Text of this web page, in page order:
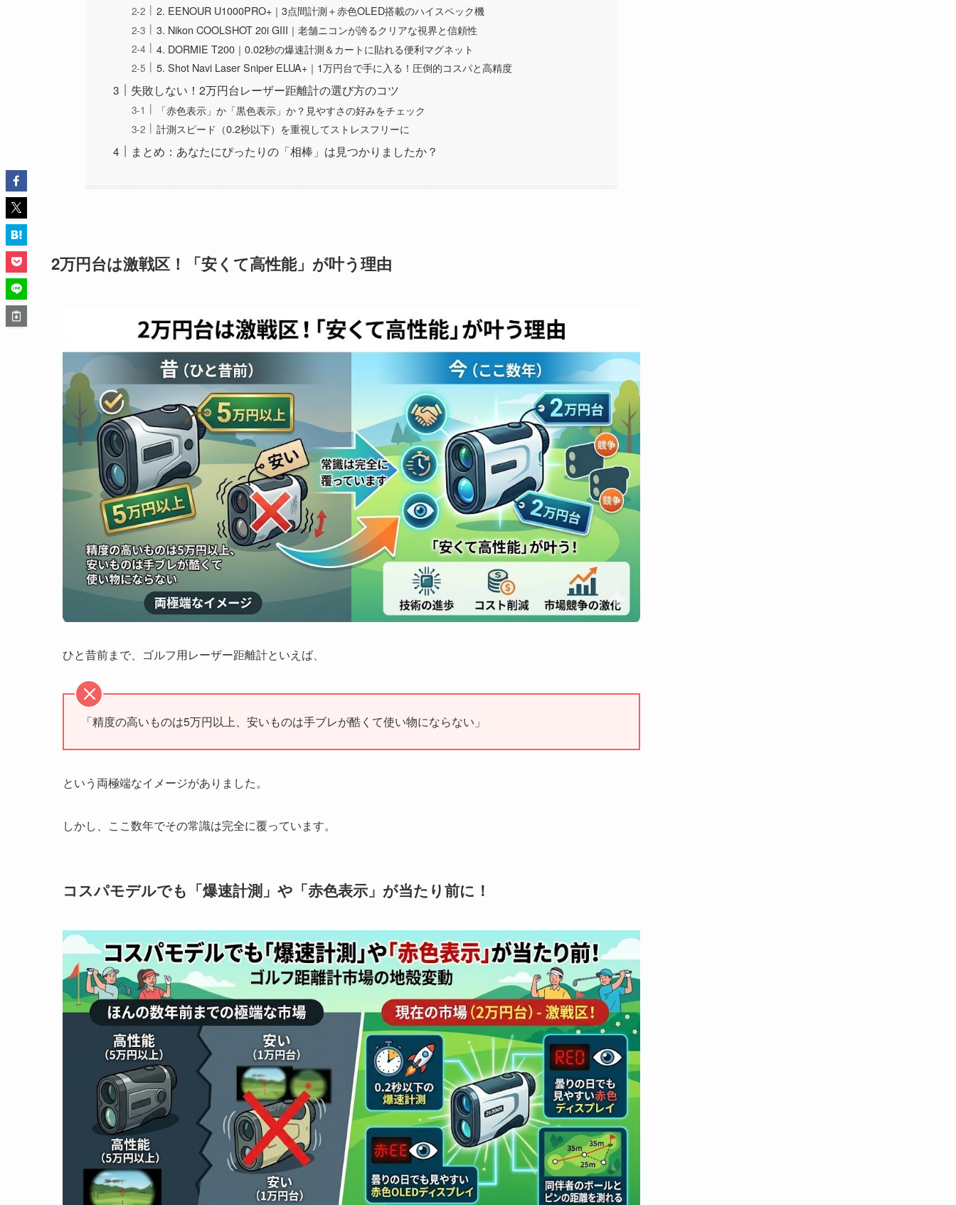
2. EENOUR U1000PRO+｜3点間計測＋赤色OLED搭載のハイスペック機
3. Nikon COOLSHOT 20i GIII｜老舗ニコンが誇るクリアな視界と信頼性
4. DORMIE T200｜0.02秒の爆速計測＆カートに貼れる便利マグネット
5. Shot Navi Laser Sniper ELUA+｜1万円台で手に入る！圧倒的コスパと高精度
失敗しない！2万円台レーザー距離計の選び方のコツ
「赤色表示」か「黒色表示」か？見やすさの好みをチェック
計測スピード（0.2秒以下）を重視してストレスフリーに
まとめ：あなたにぴったりの「相棒」は見つかりましたか？
2万円台は激戦区！「安くて高性能」が叶う理由
ひと昔前まで、ゴルフ用レーザー距離計といえば、
「精度の高いものは5万円以上、安いものは手ブレが酷くて使い物にならない」
という両極端なイメージがありました。
しかし、ここ数年でその常識は完全に覆っています。
コスパモデルでも「爆速計測」や「赤色表示」が当たり前に！